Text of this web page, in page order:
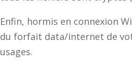
Enfin, hormis en connexion
du forfait data/internet de
usages.